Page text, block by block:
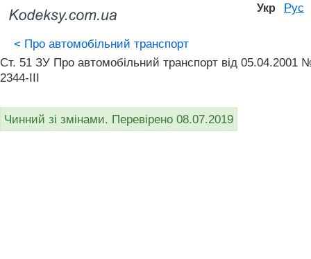
Укр Рус
< Про автомобільний транспорт
Ст. 51 ЗУ Про автомобільний транспорт вiд 05.04.2001
2344-III
Чинний зі змінами. Перевірено 08.07.2019